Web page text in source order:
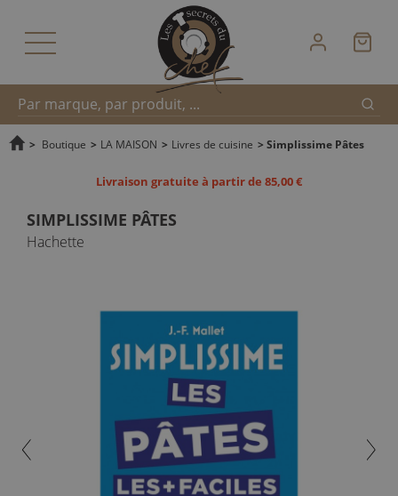
Recherche
> Boutique > LA MAISON > Livres de cuisine > Simplissime Pâtes
Livraison gratuite à partir de 85,00 €
SIMPLISSIME PÂTES
Hachette